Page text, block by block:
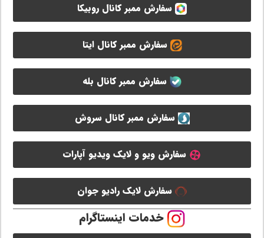
سفارش ممبر کانال روبیکا
سفارش ممبر کانال ایتا
سفارش ممبر کانال بله
سفارش ممبر کانال سروش
سفارش ویو و لایک ویدیو آپارات
سفارش لایک رادیو جوان
خدمات اینستاگرام